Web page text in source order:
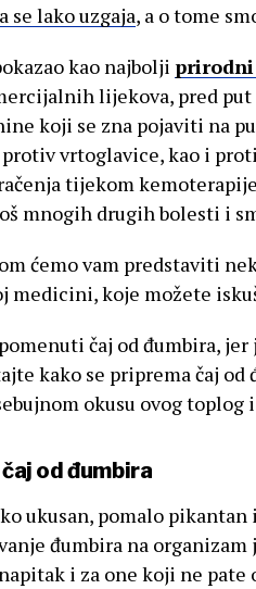
se lako uzgaja, a o tome
kao najbolji
lijekova, pred
koji se zna pojaviti na
vrtoglavice, kao i
tijekom
mnogih drugih bolesti i
ćemo vam predstaviti
medicini, koje možete
čaj od đumbira,
kako se priprema čaj
okusu ovog toplog
od đumbira
ukusan, pomalo
đumbira na organizam
i za one koji ne